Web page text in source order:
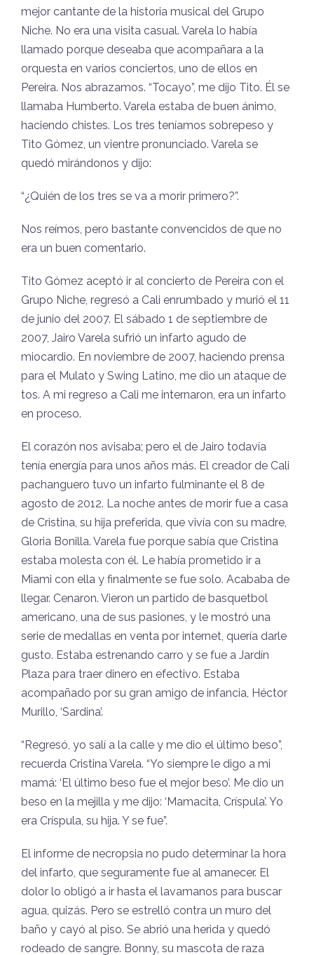
mejor cantante de la historia musical del Grupo
Niche. No era una visita casual. Varela lo había
llamado porque deseaba que acompañara a la
orquesta en varios conciertos, uno de ellos en
Pereira. Nos abrazamos. “Tocayo”, me dijo Tito. Él se
llamaba Humberto. Varela estaba de buen ánimo,
haciendo chistes. Los tres teníamos sobrepeso y
Tito Gómez, un vientre pronunciado. Varela se
quedó mirándonos y dijo:
“¿Quién de los tres se va a morir primero?”.
Nos reímos, pero bastante convencidos de que no
era un buen comentario.
Tito Gómez aceptó ir al concierto de Pereira con el
Grupo Niche, regresó a Cali enrumbado y murió el 11
de junio del 2007. El sábado 1 de septiembre de
2007, Jairo Varela sufrió un infarto agudo de
miocardio. En noviembre de 2007, haciendo prensa
para el Mulato y Swing Latino, me dio un ataque de
tos. A mi regreso a Cali me internaron, era un infarto
en proceso.
El corazón nos avisaba; pero el de Jairo todavía
tenía energía para unos años más. El creador de Cali
pachanguero tuvo un infarto fulminante el 8 de
agosto de 2012. La noche antes de morir fue a casa
de Cristina, su hija preferida, que vivía con su madre,
Gloria Bonilla. Varela fue porque sabía que Cristina
estaba molesta con él. Le había prometido ir a
Miami con ella y finalmente se fue solo. Acababa de
llegar. Cenaron. Vieron un partido de basquetbol
americano, una de sus pasiones, y le mostró una
serie de medallas en venta por internet, quería darle
gusto. Estaba estrenando carro y se fue a Jardín
Plaza para traer dinero en efectivo. Estaba
acompañado por su gran amigo de infancia, Héctor
Murillo, ‘Sardina’.
“Regresó, yo salí a la calle y me dio el último beso”,
recuerda Cristina Varela. “Yo siempre le digo a mi
mamá: ‘El último beso fue el mejor beso’. Me dio un
beso en la mejilla y me dijo: ‘Mamacita, Críspula’. Yo
era Críspula, su hija. Y se fue”.
El informe de necropsia no pudo determinar la hora
del infarto, que seguramente fue al amanecer. El
dolor lo obligó a ir hasta el lavamanos para buscar
agua, quizás. Pero se estrelló contra un muro del
baño y cayó al piso. Se abrió una herida y quedó
rodeado de sangre. Bonny, su mascota de raza